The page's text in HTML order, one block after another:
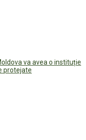
va avea o instituție
protejate